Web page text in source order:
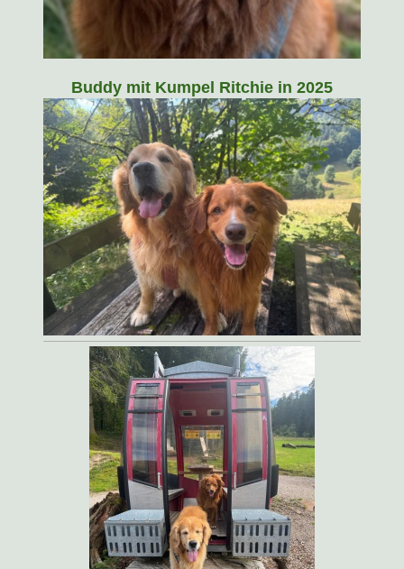
Buddy mit Kumpel Ritchie in 2025